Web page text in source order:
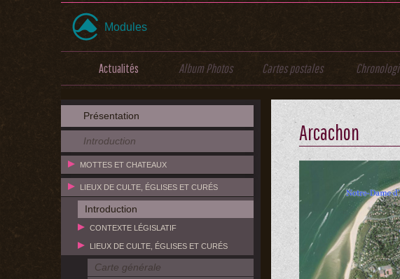
Modules
Actualités Album Photos Cartes postales
Présentation
Introduction
MOTTES ET CHATEAUX
LIEUX DE CULTE, ÉGLISES ET CURÉS
Introduction
CONTEXTE LÉGISLATIF
LIEUX DE CULTE, ÉGLISES ET CURÉS
Carte générale
Arcachon